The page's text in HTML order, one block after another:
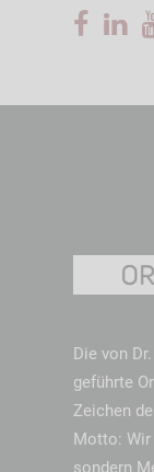
Die von
geführte
Zeichen
Motto: Wir
sondern